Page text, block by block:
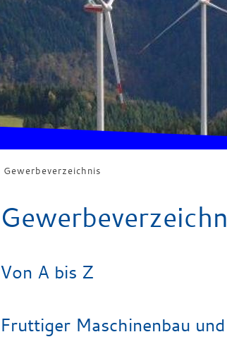
Gewerbeverzeichnis
Von A bis Z
Fruttiger Maschinenbau